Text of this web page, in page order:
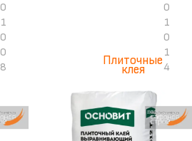
0
1
0
0
8
Плиточные
клея
0
1
0
1
4